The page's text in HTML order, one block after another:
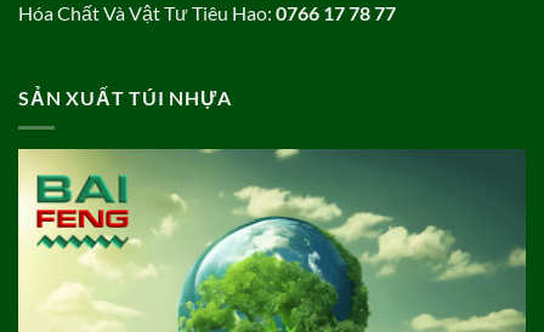
Hóa Chất Và Vật Tư Tiêu Hao: 0766 17 78 77
SẢN XUẤT TÚI NHỰA